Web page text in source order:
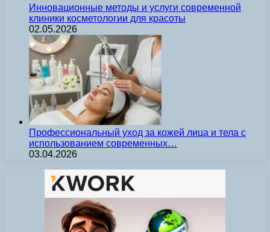
Инновационные методы и услуги современной
клиники косметологии для красоты
02.05.2026
Профессиональный уход за кожей лица и тела с
использованием современных…
03.04.2026